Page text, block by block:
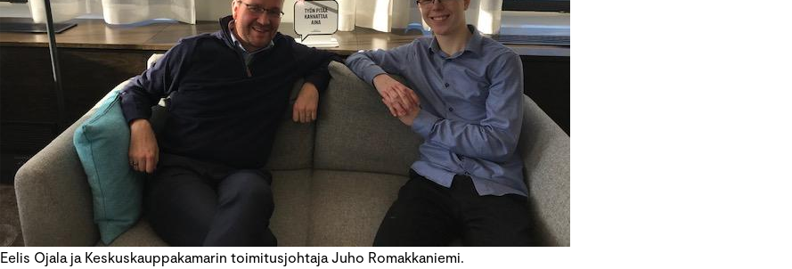
Eelis Ojala ja Keskuskauppakamarin toimitusjohtaja Juho Romakkaniemi.